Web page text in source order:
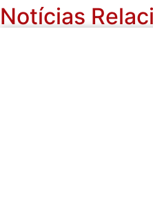
Notícias